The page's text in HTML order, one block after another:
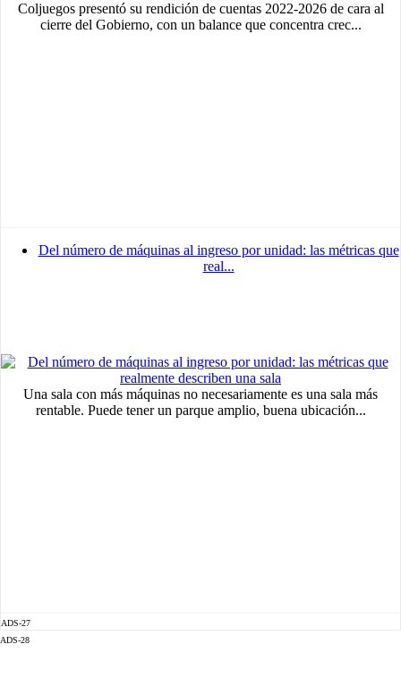
Coljuegos presentó su rendición de cuentas 2022-2026 de cara al
cierre del Gobierno, con un balance que concentra crec...
Del número de máquinas al ingreso por unidad: las métricas que
real...
Una sala con más máquinas no necesariamente es una sala más
rentable. Puede tener un parque amplio, buena ubicación...
ADS-27
ADS-28